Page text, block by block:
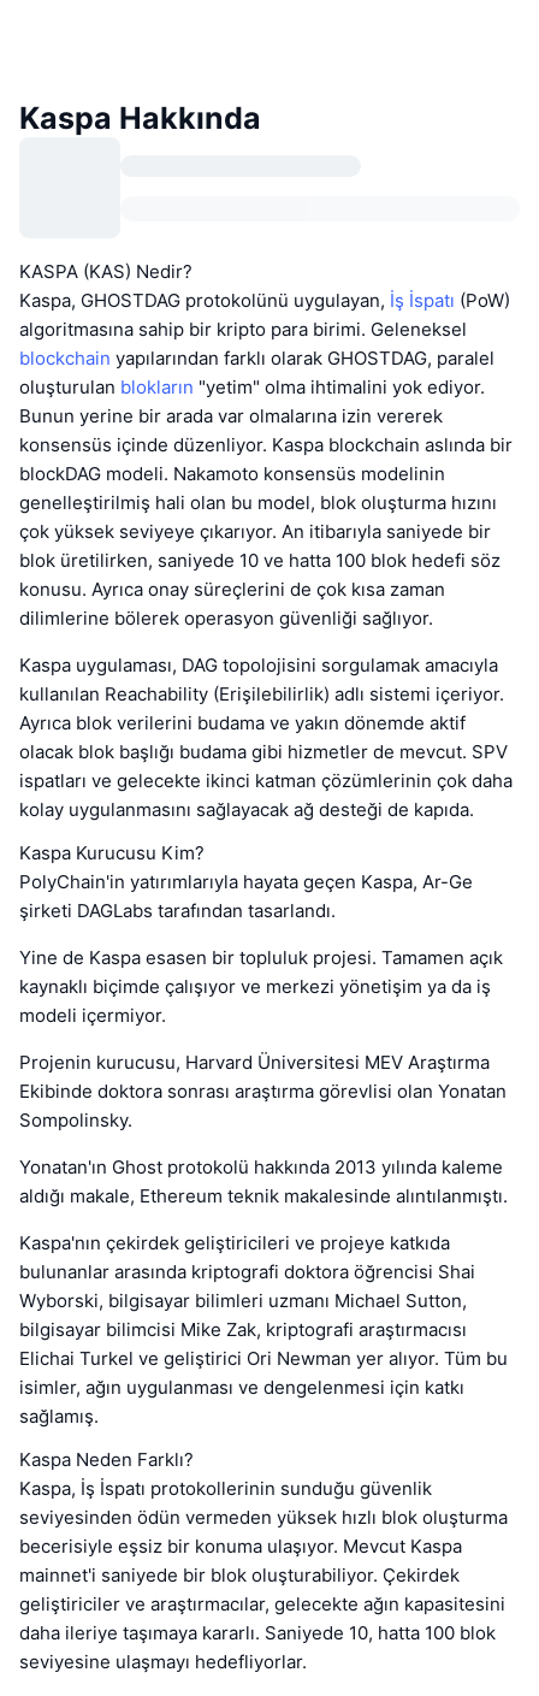
Kaspa Hakkında
KASPA (KAS) Nedir?
Kaspa, GHOSTDAG protokolünü uygulayan, İş İspatı (PoW)
algoritmasına sahip bir kripto para birimi. Geleneksel
blockchain yapılarından farklı olarak GHOSTDAG, paralel
oluşturulan blokların "yetim" olma ihtimalini yok ediyor.
Bunun yerine bir arada var olmalarına izin vererek
konsensüs içinde düzenliyor. Kaspa blockchain aslında bir
blockDAG modeli. Nakamoto konsensüs modelinin
genelleştirilmiş hali olan bu model, blok oluşturma hızını
çok yüksek seviyeye çıkarıyor. An itibarıyla saniyede bir
blok üretilirken, saniyede 10 ve hatta 100 blok hedefi söz
konusu. Ayrıca onay süreçlerini de çok kısa zaman
dilimlerine bölerek operasyon güvenliği sağlıyor.
Kaspa uygulaması, DAG topolojisini sorgulamak amacıyla
kullanılan Reachability (Erişilebilirlik) adlı sistemi içeriyor.
Ayrıca blok verilerini budama ve yakın dönemde aktif
olacak blok başlığı budama gibi hizmetler de mevcut. SPV
ispatları ve gelecekte ikinci katman çözümlerinin çok daha
kolay uygulanmasını sağlayacak ağ desteği de kapıda.
Kaspa Kurucusu Kim?
PolyChain'in yatırımlarıyla hayata geçen Kaspa, Ar-Ge
şirketi DAGLabs tarafından tasarlandı.
Yine de Kaspa esasen bir topluluk projesi. Tamamen açık
kaynaklı biçimde çalışıyor ve merkezi yönetişim ya da iş
modeli içermiyor.
Projenin kurucusu, Harvard Üniversitesi MEV Araştırma
Ekibinde doktora sonrası araştırma görevlisi olan Yonatan
Sompolinsky.
Yonatan'ın Ghost protokolü hakkında 2013 yılında kaleme
aldığı makale, Ethereum teknik makalesinde alıntılanmıştı.
Kaspa'nın çekirdek geliştiricileri ve projeye katkıda
bulunanlar arasında kriptografi doktora öğrencisi Shai
Wyborski, bilgisayar bilimleri uzmanı Michael Sutton,
bilgisayar bilimcisi Mike Zak, kriptografi araştırmacısı
Elichai Turkel ve geliştirici Ori Newman yer alıyor. Tüm bu
isimler, ağın uygulanması ve dengelenmesi için katkı
sağlamış.
Kaspa Neden Farklı?
Kaspa, İş İspatı protokollerinin sunduğu güvenlik
seviyesinden ödün vermeden yüksek hızlı blok oluşturma
becerisiyle eşsiz bir konuma ulaşıyor. Mevcut Kaspa
mainnet'i saniyede bir blok oluşturabiliyor. Çekirdek
geliştiriciler ve araştırmacılar, gelecekte ağın kapasitesini
daha ileriye taşımaya kararlı. Saniyede 10, hatta 100 blok
seviyesine ulaşmayı hedefliyorlar.